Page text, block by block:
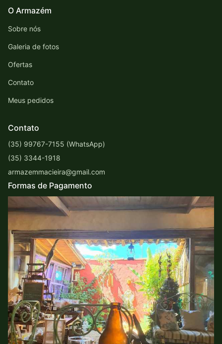
O Armazém
Sobre nós
Galeria de fotos
Ofertas
Contato
Meus pedidos
Contato
(35) 99767-7155 (WhatsApp)
(35) 3344-1918
armazemmacieira@gmail.com
Formas de Pagamento